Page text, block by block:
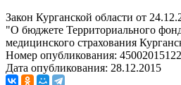
Закон Курганской области от
"О бюджете Территориального
медицинского страхования
Номер опубликования:
Дата опубликования: 28.12.2015